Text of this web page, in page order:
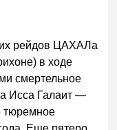
рейдов ЦАХАЛа
в ходе
смертельное
Исса Галаит —
тюремное